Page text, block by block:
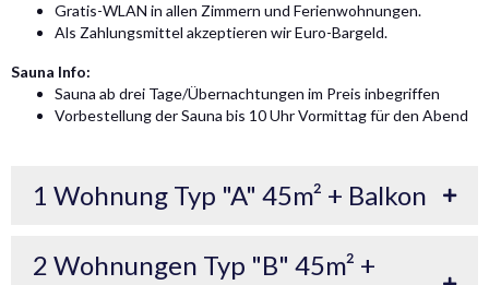
Gratis-WLAN in allen Zimmern und Ferienwohnungen.
Als Zahlungsmittel akzeptieren wir Euro-Bargeld.
Sauna Info:
Sauna ab drei Tage/Übernachtungen im Preis inbegriffen
Vorbestellung der Sauna bis 10 Uhr Vormittag für den Abend
1 Wohnung Typ "A" 45m² + Balkon
2 Wohnungen Typ "B" 45m² +